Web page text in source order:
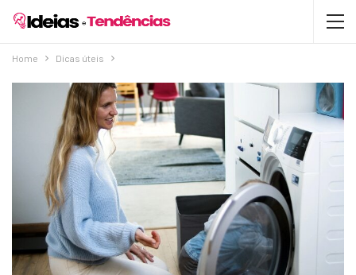
Home Dicas úteis